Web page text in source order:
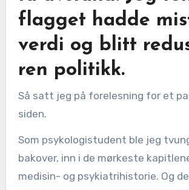
flagget hadde
verdi og blitt
ren politikk.
Så satt jeg på forelesning for et par måneder
siden.
Som psykologistudent ble jeg
bakover, inn i de mørkeste
medisin- og psykiatrihistorie. Og